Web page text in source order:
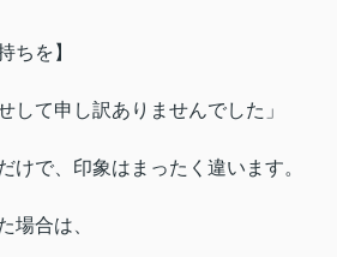
ちを】
して申し訳ありませんでした」
けで、印象はまったく違います。
場合は、